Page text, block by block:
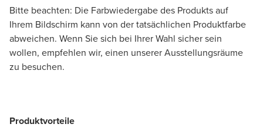
Bitte beachten: Die Farbwiedergabe des Produkts auf
Ihrem Bildschirm kann von der tatsächlichen Produktfarbe
abweichen. Wenn Sie sich bei Ihrer Wahl sicher sein
wollen, empfehlen wir, einen unserer Ausstellungsräume
zu besuchen.
Produktvorteile